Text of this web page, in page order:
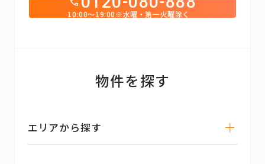
10:00～19:00※水曜・第一火曜除く
物件を探す
エリアから探す